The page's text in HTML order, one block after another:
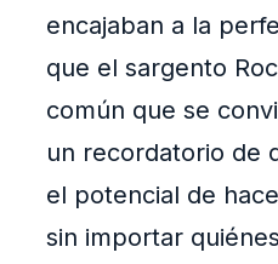
encajaban a la
que el sargento
común que se
un recordatorio de
el potencial de
sin importar